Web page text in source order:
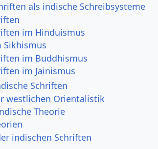
als indische Schreibsysteme
im Hinduismus
Sikhismus
im Buddhismus
im Jainismus
Schriften
westlichen Orientalistik
Theorie
indischen Schriften